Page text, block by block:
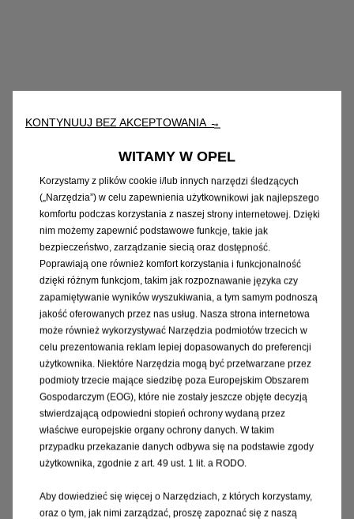
KONTYNUUJ BEZ AKCEPTOWANIA →
WITAMY W OPEL
Korzystamy z plików cookie i/lub innych narzędzi śledzących
(„Narzędzia”) w celu zapewnienia użytkownikowi jak najlepszego
komfortu podczas korzystania z naszej strony internetowej. Dzięki
nim możemy zapewnić podstawowe funkcje, takie jak
bezpieczeństwo, zarządzanie siecią oraz dostępność.
Poprawiają one również komfort korzystania i funkcjonalność
dzięki różnym funkcjom, takim jak rozpoznawanie języka czy
zapamiętywanie wyników wyszukiwania, a tym samym podnoszą
jakość oferowanych przez nas usług. Nasza strona internetowa
może również wykorzystywać Narzędzia podmiotów trzecich w
celu prezentowania reklam lepiej dopasowanych do preferencji
użytkownika. Niektóre Narzędzia mogą być przetwarzane przez
podmioty trzecie mające siedzibę poza Europejskim Obszarem
Gospodarczym (EOG), które nie zostały jeszcze objęte decyzją
stwierdzającą odpowiedni stopień ochrony wydaną przez
właściwe europejskie organy ochrony danych. W takim
przypadku przekazanie danych odbywa się na podstawie zgody
użytkownika, zgodnie z art. 49 ust. 1 lit. a RODO.
Aby dowiedzieć się więcej o Narzędziach, z których korzystamy,
oraz o tym, jak nimi zarządzać, proszę zapoznać się z naszą